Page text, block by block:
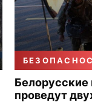
Белорусские
проведут